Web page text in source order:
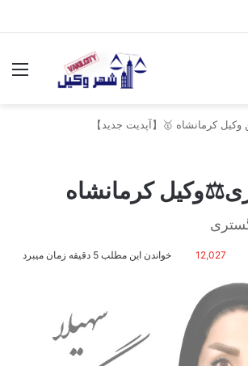
کرمانشاه
12,027 خواندن این مطلب 5 دقیقه زمان میبرد